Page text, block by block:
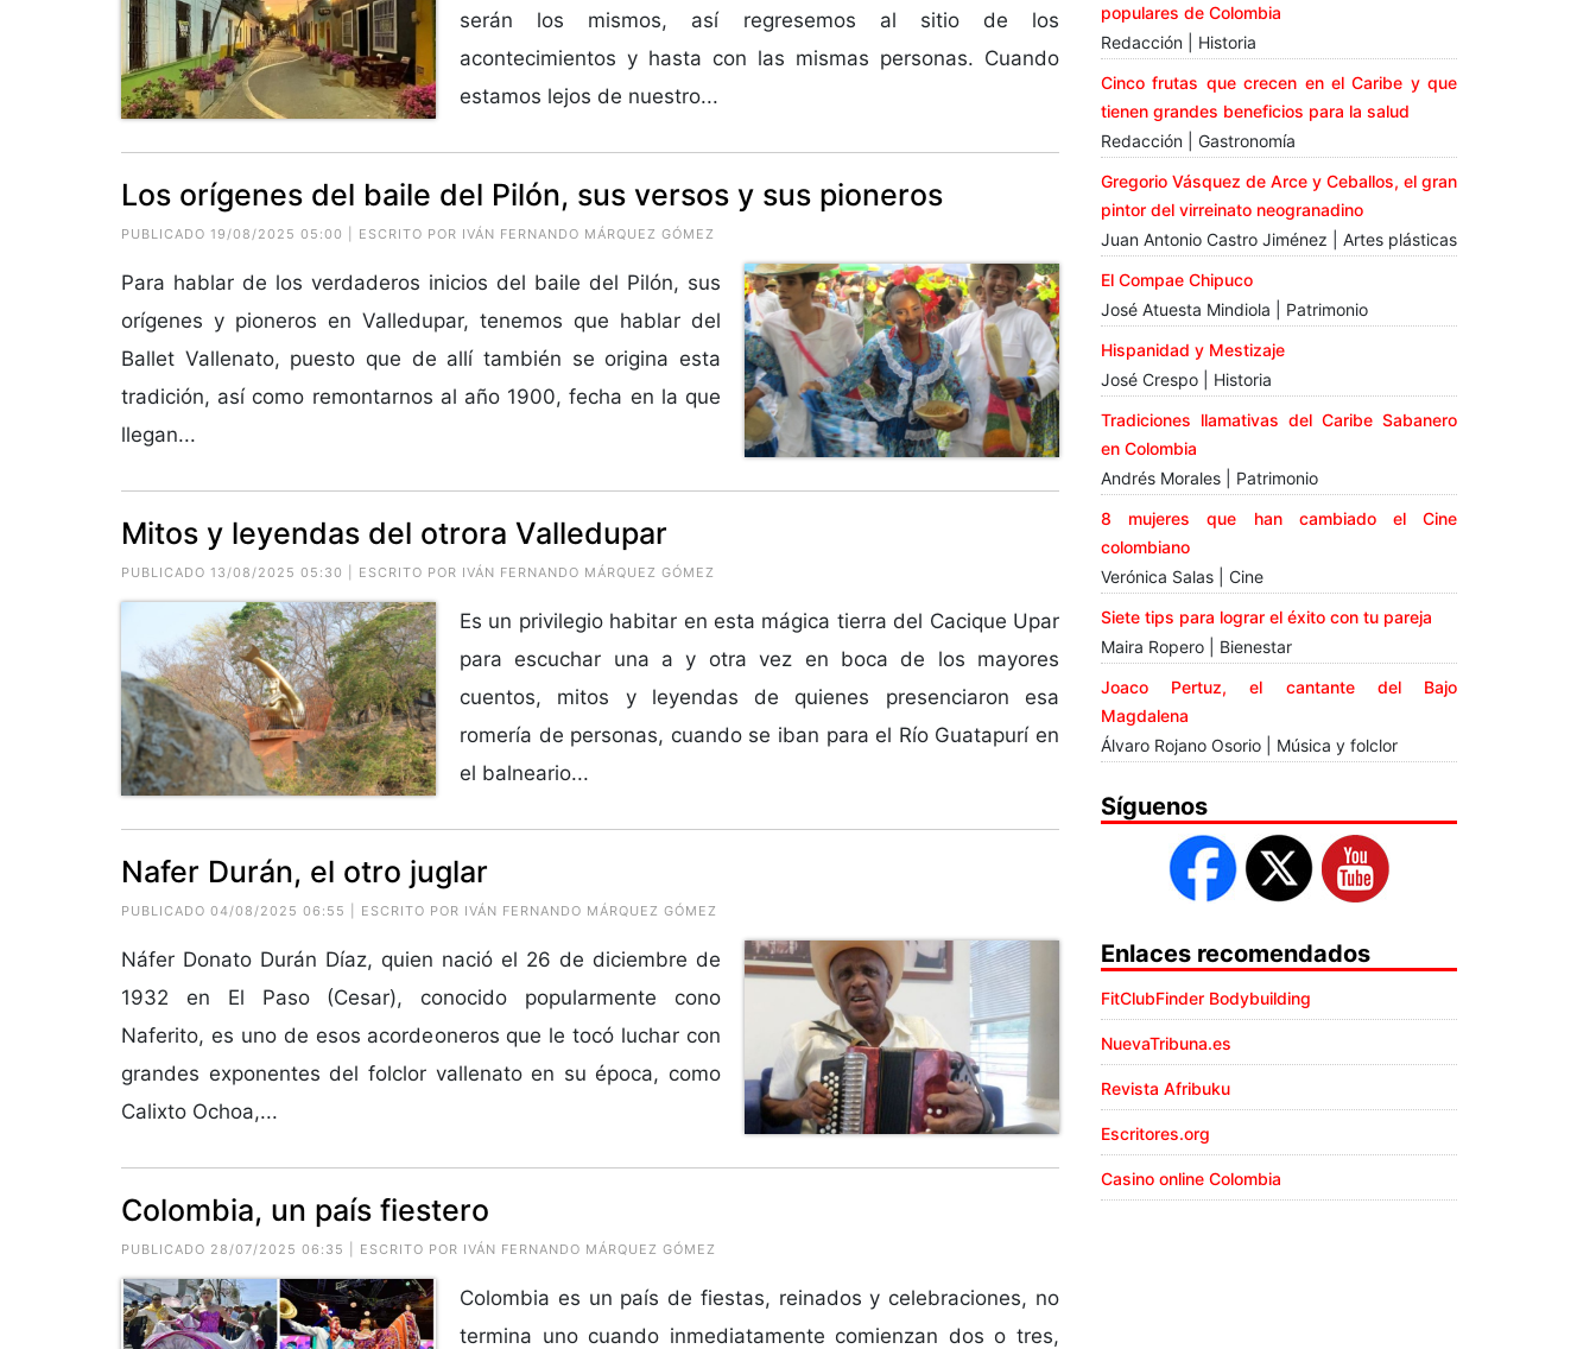
serán los mismos, así regresemos al sitio de los
acontecimientos y hasta con las mismas personas. Cuando
estamos lejos de nuestro...
Los orígenes del baile del Pilón, sus versos y sus pioneros
PUBLICADO 19/08/2025 05:00 | ESCRITO POR IVÁN FERNANDO MÁRQUEZ GÓMEZ
Para hablar de los verdaderos inicios del baile del Pilón, sus
orígenes y pioneros en Valledupar, tenemos que hablar del
Ballet Vallenato, puesto que de allí también se origina esta
tradición, así como remontarnos al año 1900, fecha en la que
llegan...
Mitos y leyendas del otrora Valledupar
PUBLICADO 13/08/2025 05:30 | ESCRITO POR IVÁN FERNANDO MÁRQUEZ GÓMEZ
Es un privilegio habitar en esta mágica tierra del Cacique Upar
para escuchar una a y otra vez en boca de los mayores
cuentos, mitos y leyendas de quienes presenciaron esa
romería de personas, cuando se iban para el Río Guatapurí en
el balneario...
Nafer Durán, el otro juglar
PUBLICADO 04/08/2025 06:55 | ESCRITO POR IVÁN FERNANDO MÁRQUEZ GÓMEZ
Náfer Donato Durán Díaz, quien nació el 26 de diciembre de
1932 en El Paso (Cesar), conocido popularmente cono
Naferito, es uno de esos acordeoneros que le tocó luchar con
grandes exponentes del folclor vallenato en su época, como
Calixto Ochoa,...
Colombia, un país fiestero
PUBLICADO 28/07/2025 06:35 | ESCRITO POR IVÁN FERNANDO MÁRQUEZ GÓMEZ
Colombia es un país de fiestas, reinados y celebraciones, no
termina uno cuando inmediatamente comienzan dos o tres,
populares de Colombia
Redacción | Historia
Cinco frutas que crecen en el Caribe y que
tienen grandes beneficios para la salud
Redacción | Gastronomía
Gregorio Vásquez de Arce y Ceballos, el gran
pintor del virreinato neogranadino
Juan Antonio Castro Jiménez | Artes plásticas
El Compae Chipuco
José Atuesta Mindiola | Patrimonio
Hispanidad y Mestizaje
José Crespo | Historia
Tradiciones llamativas del Caribe Sabanero
en Colombia
Andrés Morales | Patrimonio
8 mujeres que han cambiado el Cine
colombiano
Verónica Salas | Cine
Siete tips para lograr el éxito con tu pareja
Maira Ropero | Bienestar
Joaco Pertuz, el cantante del Bajo
Magdalena
Álvaro Rojano Osorio | Música y folclor
Síguenos
Enlaces recomendados
FitClubFinder Bodybuilding
NuevaTribuna.es
Revista Afribuku
Escritores.org
Casino online Colombia